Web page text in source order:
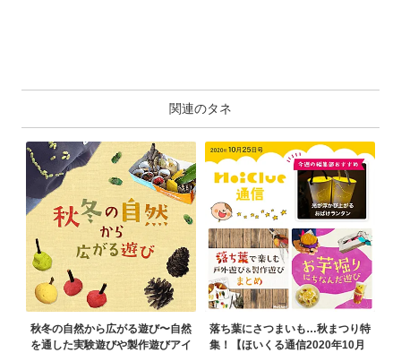
関連のタネ
秋冬の自然から広がる遊び〜自然
を通した実験遊びや製作遊びアイ
落ち葉にさつまいも…秋まつり特
集！【ほいくる通信2020年10月